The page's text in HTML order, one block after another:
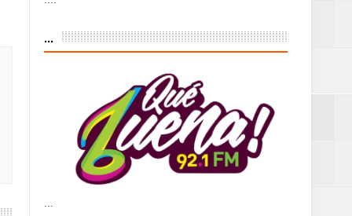
volcánico
con
vía pública y
...